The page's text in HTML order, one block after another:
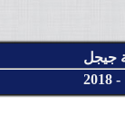
جيجل